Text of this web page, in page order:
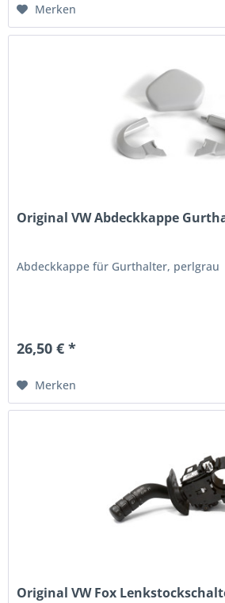
Merken
Original VW Abdeckkappe
Abdeckkappe für Gurthalter, perlgrau
26,50 € *
Merken
Original VW Fox